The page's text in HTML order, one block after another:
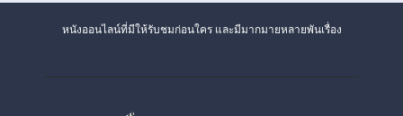
หนังออนไลน์ที่มีให้รับชมก่อนใคร และมีมากมายหลายพันเรื่อง